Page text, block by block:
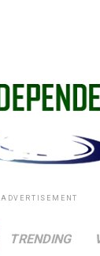
ADVERTISEMENT
TRENDING